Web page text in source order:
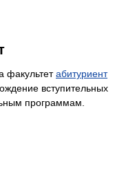
факультетабитуриент
вступительных
программам.